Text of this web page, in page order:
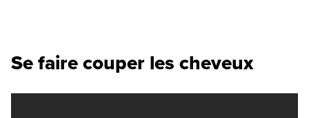
Se faire couper les cheveux